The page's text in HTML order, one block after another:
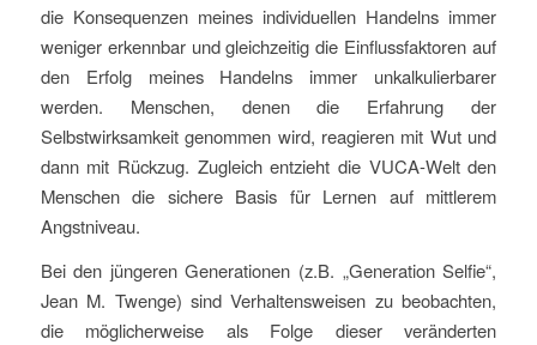
die Konsequenzen meines individuellen Handelns immer
weniger erkennbar und gleichzeitig die Einflussfaktoren auf
den Erfolg meines Handelns immer unkalkulierbarer
werden. Menschen, denen die Erfahrung der
Selbstwirksamkeit genommen wird, reagieren mit Wut und
dann mit Rückzug. Zugleich entzieht die VUCA-Welt den
Menschen die sichere Basis für Lernen auf mittlerem
Angstniveau.
Bei den jüngeren Generationen (z.B. „Generation Selfie“,
Jean M. Twenge) sind Verhaltensweisen zu beobachten,
die möglicherweise als Folge dieser veränderten